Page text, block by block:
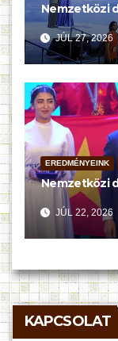
Nemzetközi
JÚL 27, 2026
EREDMÉNYEINK
Nemzetközi
JÚL 22, 2026
KAPCSOLAT